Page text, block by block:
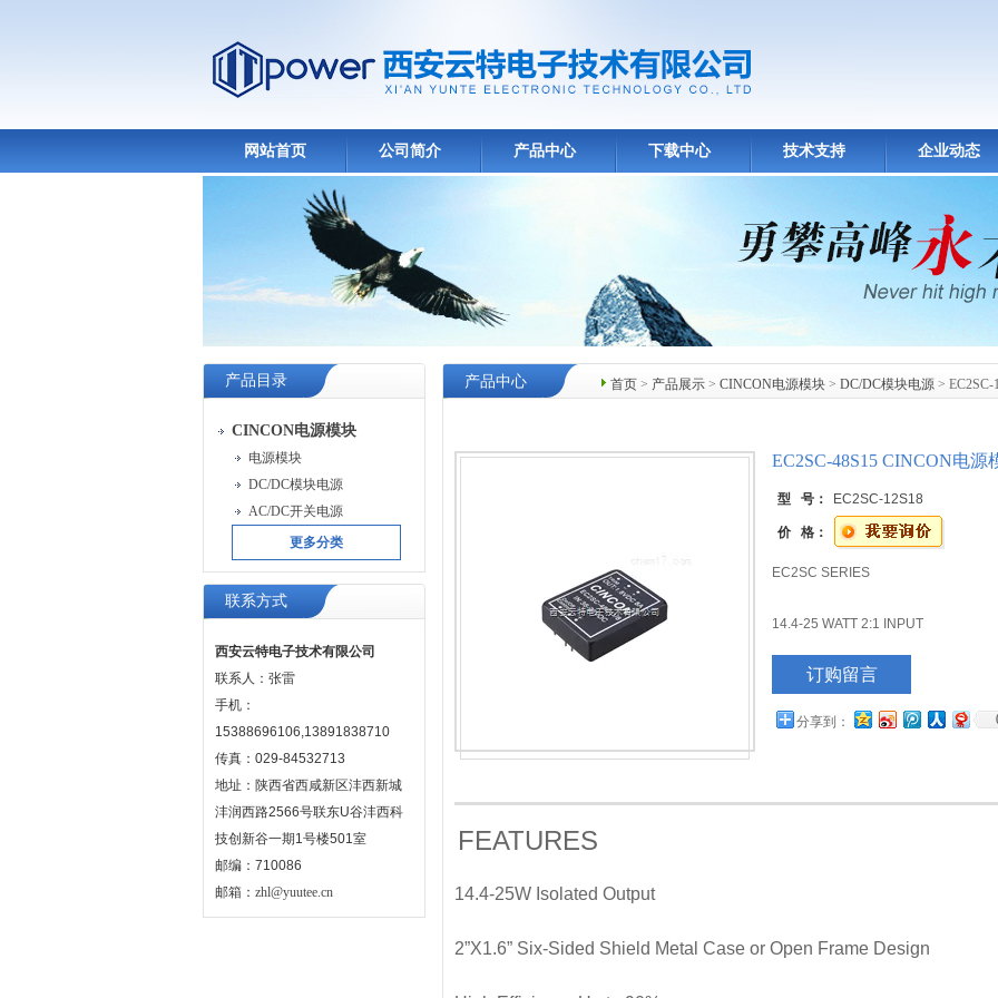
网站首页 公司简介 产品中心 下载中心 技术支持 企业动态
产品目录
CINCON电源模块
电源模块
DC/DC模块电源
AC/DC开关电源
更多分类
联系方式
西安云特电子技术有限公司
联系人：张雷
手机：
15388696106,13891838710
传真：029-84532713
地址：陕西省西咸新区沣西新城
沣润西路2566号联东U谷沣西科
技创新谷一期1号楼501室
邮编：710086
邮箱： zhl@yuutee.cn
首页 > 产品展示 > CINCON电源模块 > DC/DC模块电源 >
产品中心
EC2SC-48S15 CINCON电源
型 号： EC2SC-12S18
价 格：
EC2SC SERIES
14.4-25 WATT 2:1 INPUT
DC-DCCONVERTERS
订购留言
分享到：
FEATURES
14.4-25W Isolated Output
2”X1.6” Six-Sided Shield Metal Case or Open Frame Design